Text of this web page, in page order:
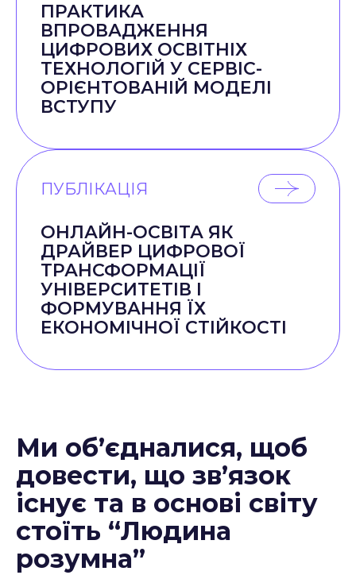
ПРАКТИКА
ВПРОВАДЖЕННЯ
ЦИФРОВИХ ОСВІТНІХ
ТЕХНОЛОГІЙ У СЕРВІС-
ОРІЄНТОВАНІЙ МОДЕЛІ
ВСТУПУ
ПУБЛІКАЦІЯ
ОНЛАЙН-ОСВІТА ЯК
ДРАЙВЕР ЦИФРОВОЇ
ТРАНСФОРМАЦІЇ
УНІВЕРСИТЕТІВ І
ФОРМУВАННЯ ЇХ
ЕКОНОМІЧНОЇ СТІЙКОСТІ
Ми об’єдналися, щоб
довести, що зв’язок
існує та в основі світу
стоїть “Людина
розумна”